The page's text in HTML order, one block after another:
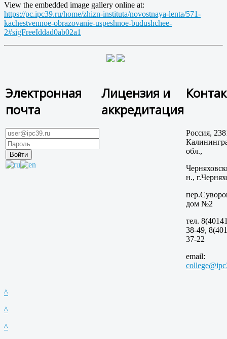
View the embedded image gallery online at:
https://pc.ipc39.ru/home/zhizn-instituta/novostnaya-lenta/571-
kachestvennoe-obrazovanie-uspeshnoe-budushchee-
2#sigFreeIddad0ab02a1
Электронная
почта
Лицензия и
аккредитация
Россия,
обл.,
н.,
дом №2
тел.
38-49,
37-22
email:
^
^
^